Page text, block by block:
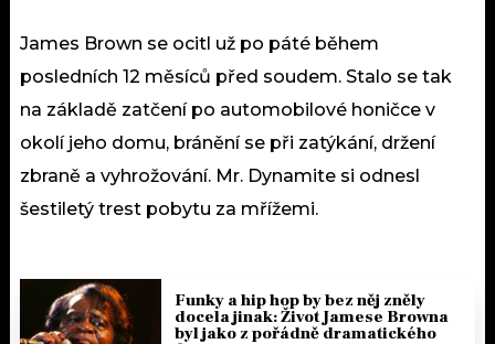
James Brown se ocitl už po páté během
posledních 12 měsíců před soudem. Stalo se tak
na základě zatčení po automobilové honičce v
okolí jeho domu, bránění se při zatýkání, držení
zbraně a vyhrožování. Mr. Dynamite si odnesl
šestiletý trest pobytu za mřížemi.
Funky a hip hop by bez něj zněly
docela jinak: Život Jamese Browna
byl jako z pořádně dramatického